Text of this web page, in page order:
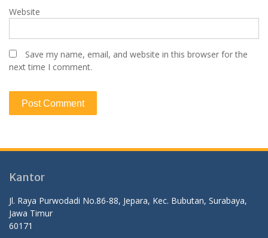
Website
Save my name, email, and website in this browser for the
next time I comment.
Kantor
Jl. Raya Purwodadi No.86-88, Jepara, Kec. Bubutan, Surabaya,
Jawa Timur
60171